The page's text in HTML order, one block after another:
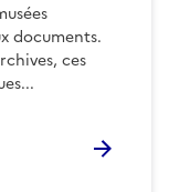
documents.
ces